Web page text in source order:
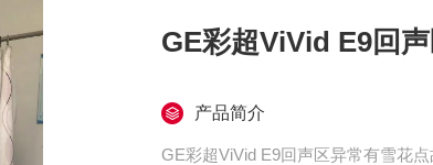
GE彩超ViVid E9回
产品简介
GE彩超ViVid E9回声区异常有雪花